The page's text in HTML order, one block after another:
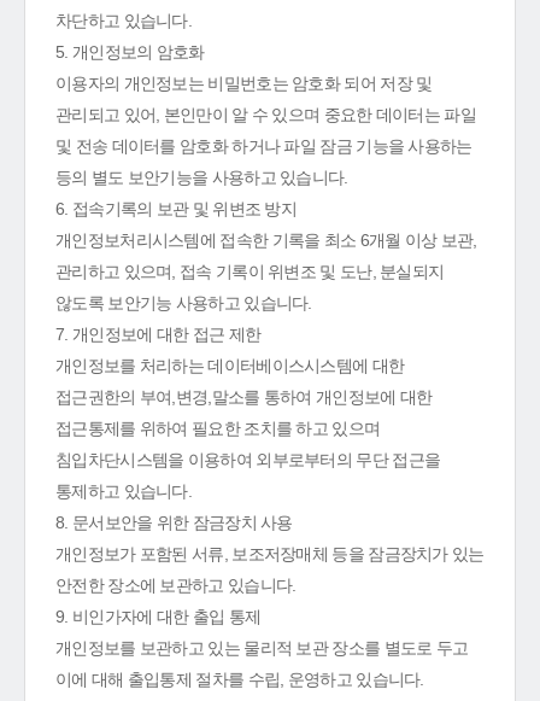
차단하고 있습니다.
5. 개인정보의 암호화
이용자의 개인정보는 비밀번호는 암호화 되어 저장 및
관리되고 있어, 본인만이 알 수 있으며 중요한 데이터는 파일
및 전송 데이터를 암호화 하거나 파일 잠금 기능을 사용하는
등의 별도 보안기능을 사용하고 있습니다.
6. 접속기록의 보관 및 위변조 방지
개인정보처리시스템에 접속한 기록을 최소 6개월 이상 보관,
관리하고 있으며, 접속 기록이 위변조 및 도난, 분실되지
않도록 보안기능 사용하고 있습니다.
7. 개인정보에 대한 접근 제한
개인정보를 처리하는 데이터베이스시스템에 대한
접근권한의 부여,변경,말소를 통하여 개인정보에 대한
접근통제를 위하여 필요한 조치를 하고 있으며
침입차단시스템을 이용하여 외부로부터의 무단 접근을
통제하고 있습니다.
8. 문서보안을 위한 잠금장치 사용
개인정보가 포함된 서류, 보조저장매체 등을 잠금장치가 있는
안전한 장소에 보관하고 있습니다.
9. 비인가자에 대한 출입 통제
개인정보를 보관하고 있는 물리적 보관 장소를 별도로 두고
이에 대해 출입통제 절차를 수립, 운영하고 있습니다.